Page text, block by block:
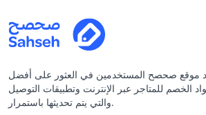
موقع صحصح المستخدمين في العثور على أفضل
الخصم للمتاجر عبر الإنترنت وتطبيقات التوصيل
والتي يتم تحديثها باستمرار.